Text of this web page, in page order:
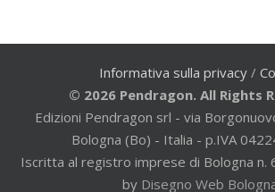
Informativa sulla privacy /
© 2026 Pendragon. All Rights
Edizioni Pendragon srl - via
Bologna (Bo) - Italia - p.IVA
Iscritta al registro imprese di Bologna n.
by Disegno Web